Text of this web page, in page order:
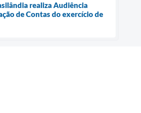
realiza Audiência
de Contas do exercício de